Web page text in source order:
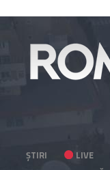
ȘTIRI LIVE